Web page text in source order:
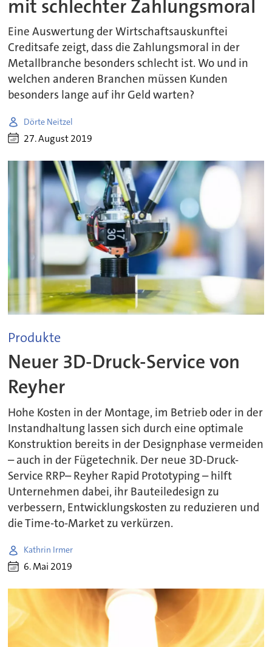
mit schlechter Zahlungsmoral
Eine Auswertung der Wirtschaftsauskunftei
Creditsafe zeigt, dass die Zahlungsmoral in der
Metallbranche besonders schlecht ist. Wo und in
welchen anderen Branchen müssen Kunden
besonders lange auf ihr Geld warten?
Dörte Neitzel
27. August 2019
Produkte
Neuer 3D-Druck-Service von
Reyher
Hohe Kosten in der Montage, im Betrieb oder in der
Instandhaltung lassen sich durch eine optimale
Konstruktion bereits in der Designphase vermeiden
– auch in der Fügetechnik. Der neue 3D-Druck-
Service RRP– Reyher Rapid Prototyping – hilft
Unternehmen dabei, ihr Bauteiledesign zu
verbessern, Entwicklungskosten zu reduzieren und
die Time-to-Market zu verkürzen.
Kathrin Irmer
6. Mai 2019